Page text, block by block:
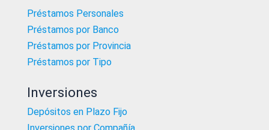
Préstamos Personales
Préstamos por Banco
Préstamos por Provincia
Préstamos por Tipo
Inversiones
Depósitos en Plazo Fijo